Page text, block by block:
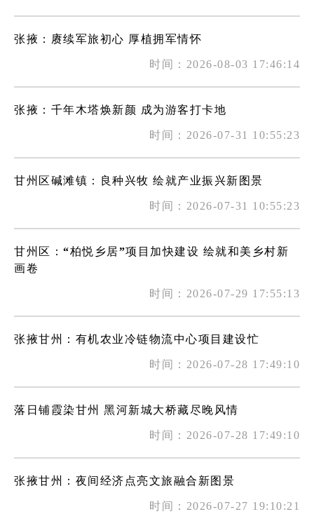
张掖：赓续军旅初心 厚植拥军情怀
时间：2026-08-03 17:46:14
张掖：千年木塔焕新颜 成为游客打卡地
时间：2026-07-31 10:55:23
甘州区碱滩镇：良种兴牧 绘就产业振兴新图景
时间：2026-07-31 10:55:23
甘州区：“柏悦乡居”项目加快建设 绘就和美乡村新
画卷
时间：2026-07-29 17:55:13
张掖甘州：有机农业冷链物流中心项目建设忙
时间：2026-07-28 17:49:10
落日铺霞染甘州 黑河新城大桥藏尽晚风情
时间：2026-07-28 17:49:10
张掖甘州：夜间经济点亮文旅融合新图景
时间：2026-07-27 19:10:21